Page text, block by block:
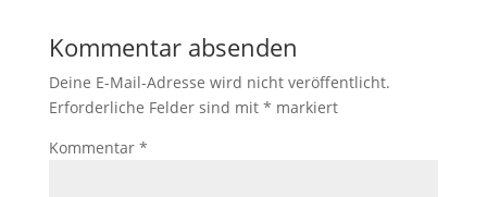
Kommentar absenden
Deine E-Mail-Adresse wird nicht veröffentlicht.
Erforderliche Felder sind mit * markiert
Kommentar *